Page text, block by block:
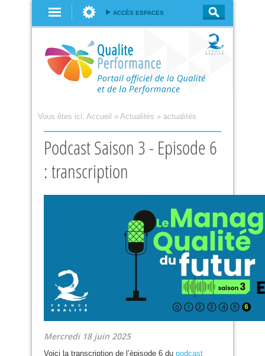
ACCÈS ESPACES
Vous êtes ici: Accueil » Actualités » actualités
Podcast Saison 3 - Episode 6
: transcription
Mercredi 18 juin 2025
Voici la transcription de l’épisode 6 du podcast